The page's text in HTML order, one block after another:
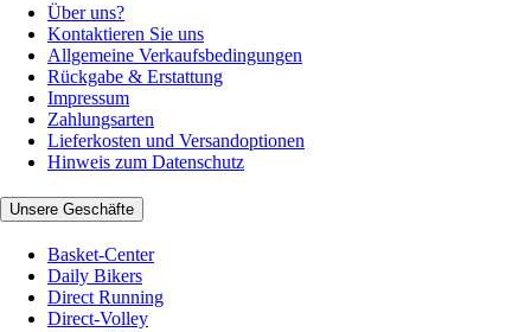
Über uns?
Kontaktieren Sie uns
Allgemeine Verkaufsbedingungen
Rückgabe & Erstattung
Impressum
Zahlungsarten
Lieferkosten und Versandoptionen
Hinweis zum Datenschutz
Unsere Geschäfte
Basket-Center
Daily Bikers
Direct Running
Direct-Volley